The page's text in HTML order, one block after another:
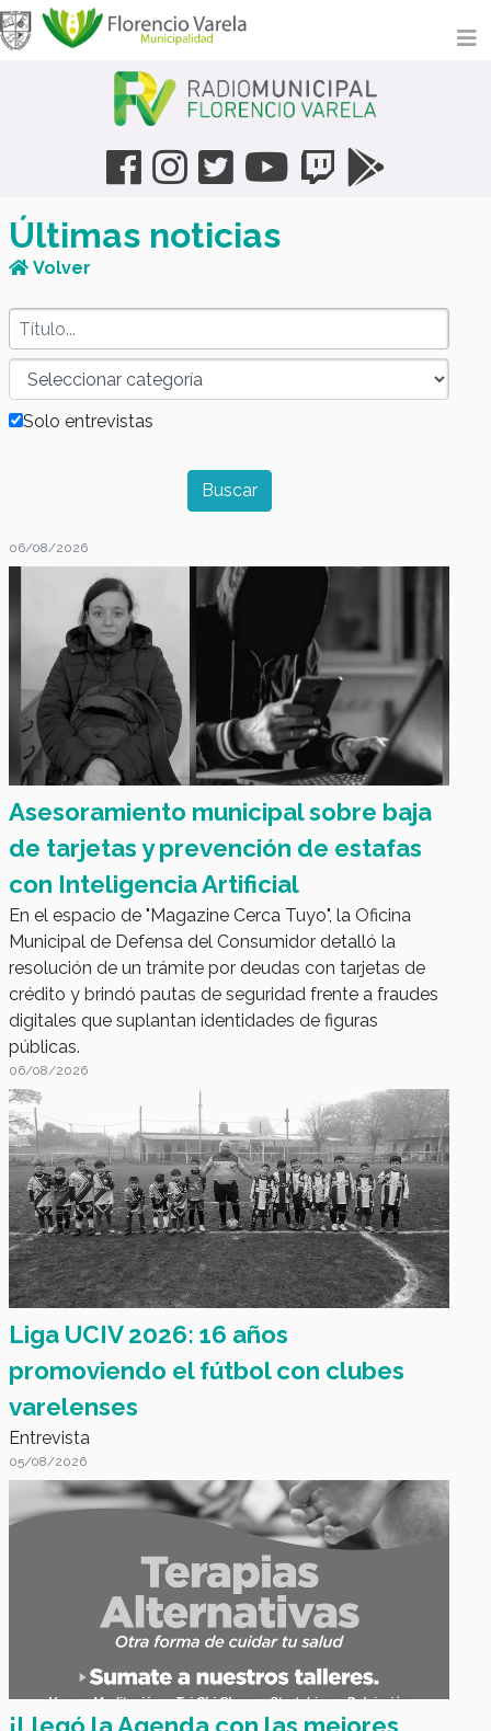
Últimas noticias
Volver
Solo entrevistas
06/08/2026
Magazine Cerca Tuyo
Asesoramiento municipal sobre baja
de tarjetas y prevención de estafas
con Inteligencia Artificial
En el espacio de "Magazine Cerca Tuyo", la Oficina
Municipal de Defensa del Consumidor detalló la
resolución de un trámite por deudas con tarjetas de
crédito y brindó pautas de seguridad frente a fraudes
digitales que suplantan identidades de figuras
públicas.
06/08/2026
Noti Radio FV
Liga UCIV 2026: 16 años
promoviendo el fútbol con clubes
varelenses
Entrevista
05/08/2026
Fans en Acción